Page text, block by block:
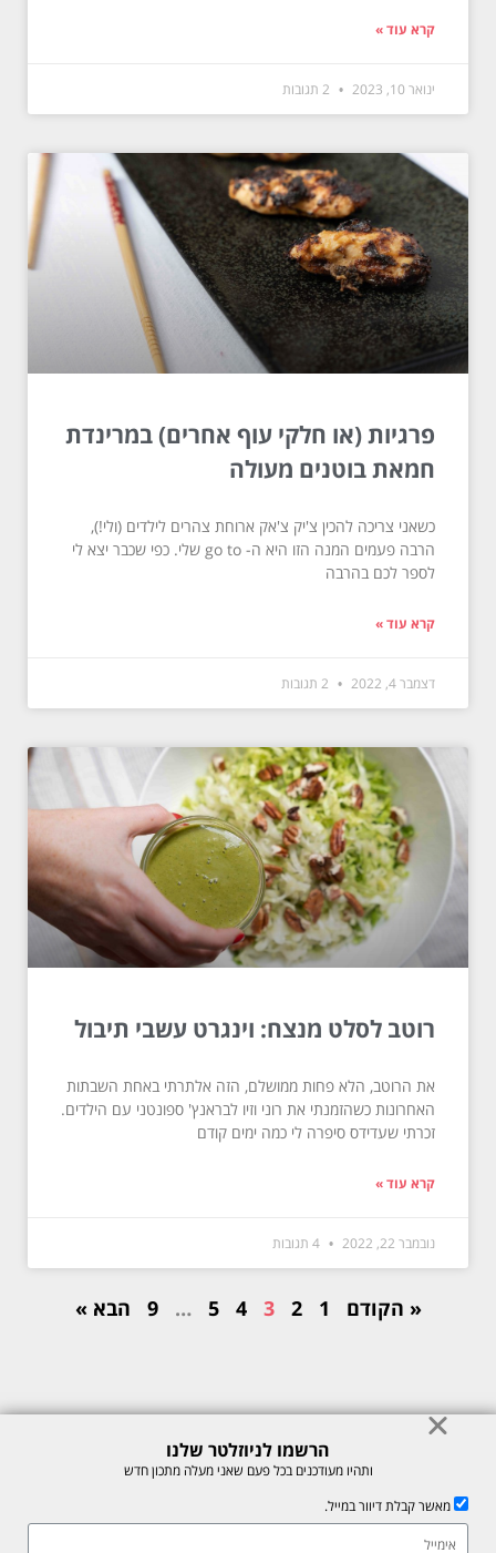
קרא עוד »
ינואר 10, 2023
פרגיות (או חלקי עוף אחרים) במרינדת
חמאת בוטנים מעולה
כשאני צריכה להכין צ'יק צ'אק ארוחת צהרים לילדים (ולי!),
הרבה פעמים המנה הזו היא ה- go to שלי. כפי שכבר יצא לי
לספר לכם בהרבה
קרא עוד »
דצמבר 4, 2022
רוטב לסלט מנצח: וינגרט עשבי תיבול
את הרוטב, הלא פחות ממושלם, הזה אלתרתי באחת השבתות
האחרונות כשהזמנתי את רוני וזיו לבראנץ' ספונטני עם הילדים.
זכרתי שעדידס סיפרה לי כמה ימים קודם
קרא עוד »
נובמבר 22, 2022
« הקודם 1
2
3
4
5
…
9 הבא »
© כל הזכויות לתוכן באתר שמורות למיכל רוזנבך 2026. אין להעתיק או לשכפל
אתר זה מוגן על ידי reCAPTCHA של חברת Google, לצפייה ב-
הרשמו לניוזלטר שלנו
ותהיו מעודכנים בכל פעם שאני מעלה מתכון חדש
מאשר קבלת דיוור במייל.